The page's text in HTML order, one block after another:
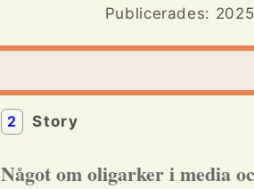
Publicerades:
2 Story
Något om oligarker i media